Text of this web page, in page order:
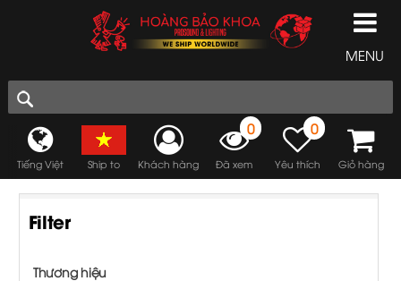
MENU
Tiếng Việt Ship to Khách hàng
0
Đã xem
0
Yêu thích Giỏ hàng
Filter
Thương hiệu